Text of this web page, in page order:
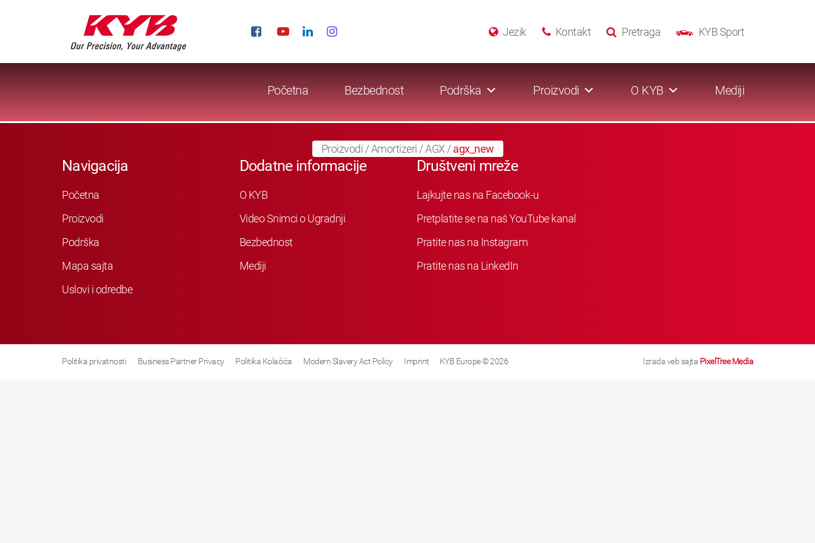
KYB Sport
Pretraga
Kontakt
Jezik
Početna Bezbednost Podrška Proizvodi O KYB Mediji
Proizvodi /Amortizeri /AGX /agx_new
Navigacija
Početna
Proizvodi
Podrška
Mapa sajta
Uslovi i odredbe
Dodatne informacije
O KYB
Video Snimci o Ugradnji
Bezbednost
Mediji
Društveni mreže
Lajkujte nas na Facebook-u
Pretplatite se na naš YouTube kanal
Pratite nas na Instagram
Pratite nas na LinkedIn
Politika privatnosti Business Partner Privacy Politika Kolačića Modern Slavery Act Policy Imprint KYB Europe © 2026 Izrada veb sajta PixelTree Media